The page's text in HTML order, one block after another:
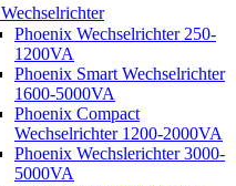
Wechselrichter
Phoenix Wechselrichter 250-
1200VA
Phoenix Smart Wechselrichter
1600-5000VA
Phoenix Compact
Wechselrichter 1200-2000VA
Phoenix Wechslerichter 3000-
5000VA